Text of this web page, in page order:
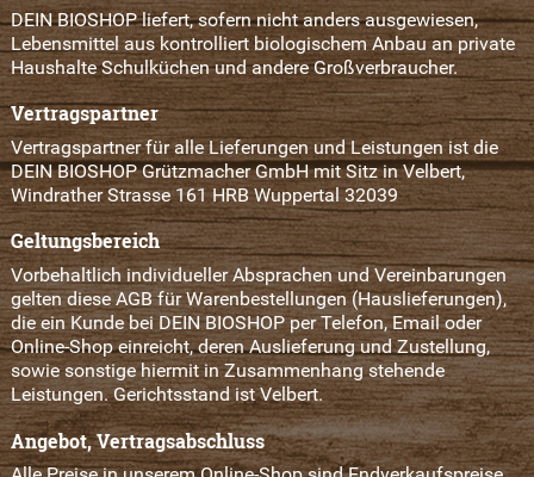
DEIN BIOSHOP liefert, sofern nicht anders ausgewiesen,
Lebensmittel aus kontrolliert biologischem Anbau an private
Haushalte Schulküchen und andere Großverbraucher.
Vertragspartner
Vertragspartner für alle Lieferungen und Leistungen ist die
DEIN BIOSHOP Grützmacher GmbH mit Sitz in Velbert,
Windrather Strasse 161 HRB Wuppertal 32039
Geltungsbereich
Vorbehaltlich individueller Absprachen und Vereinbarungen
gelten diese AGB für Warenbestellungen (Hauslieferungen),
die ein Kunde bei DEIN BIOSHOP per Telefon, Email oder
Online-Shop einreicht, deren Auslieferung und Zustellung,
sowie sonstige hiermit in Zusammenhang stehende
Leistungen. Gerichtsstand ist Velbert.
Angebot, Vertragsabschluss